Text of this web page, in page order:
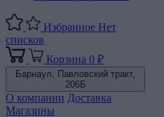
Избранное Нет
списков
Корзина 0 ₽
Барнаул, Павловский тракт,
206Б
О компании Доставка
Магазины